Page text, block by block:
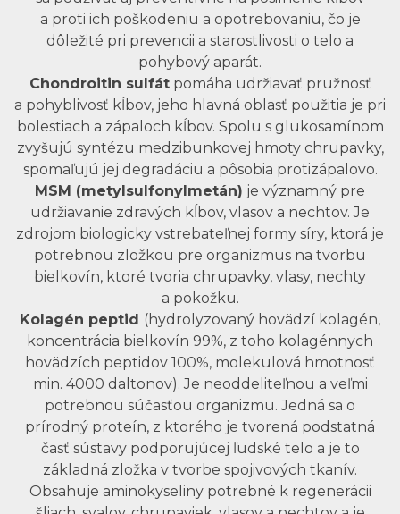
a proti ich poškodeniu a opotrebovaniu, čo je
dôležité pri prevencii a starostlivosti o telo a
pohybový aparát.
Chondroitin sulfátpomáha udržiavať pružnosť
a pohyblivosť kĺbov, jeho hlavná oblasť použitia je pri
bolestiach a zápaloch kĺbov. Spolu s glukosamínom
zvyšujú syntézu medzibunkovej hmoty chrupavky,
spomaľujú jej degradáciu a pôsobia protizápalovo.
MSM (metylsulfonylmetán) je významný pre
udržiavanie zdravých kĺbov, vlasov a nechtov. Je
zdrojom biologicky vstrebateľnej formy síry, ktorá je
potrebnou zložkou pre organizmus na tvorbu
bielkovín, ktoré tvoria chrupavky, vlasy, nechty
a pokožku.
Kolagén peptid (hydrolyzovaný hovädzí kolagén,
koncentrácia bielkovín 99%, z toho kolagénnych
hovädzích peptidov 100%, molekulová hmotnosť
min. 4000 daltonov). Je neoddeliteľnou a veľmi
potrebnou súčasťou organizmu. Jedná sa o
prírodný proteín, z ktorého je tvorená podstatná
časť sústavy podporujúcej ľudské telo a je to
základná zložka v tvorbe spojivových tkanív.
Obsahuje aminokyseliny potrebné k regenerácii